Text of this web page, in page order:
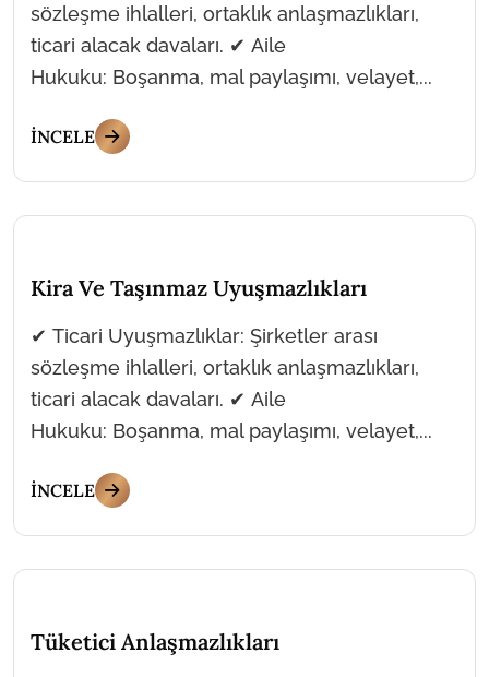
sözleşme ihlalleri, ortaklık anlaşmazlıkları,
ticari alacak davaları. ✔ Aile
Hukuku: Boşanma, mal paylaşımı, velayet,...
İNCELE
Kira Ve Taşınmaz Uyuşmazlıkları
✔ Ticari Uyuşmazlıklar: Şirketler arası
sözleşme ihlalleri, ortaklık anlaşmazlıkları,
ticari alacak davaları. ✔ Aile
Hukuku: Boşanma, mal paylaşımı, velayet,...
İNCELE
Tüketici Anlaşmazlıkları